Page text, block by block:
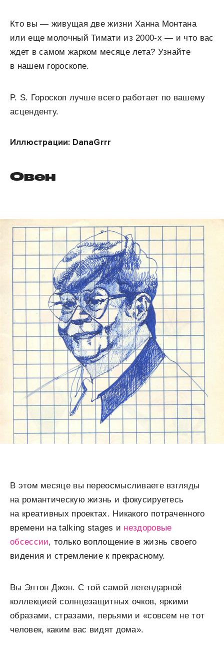
Кто вы — живущая две жизни Ханна Монтана
или еще молочный Тимати из 2000-х — и что вас
ждет в самом жарком месяце лета? Узнайте
в нашем гороскопе.
P. S. Гороскоп лучше всего работает по вашему
асценденту.
Иллюстрации: DanaGrrr
Овен
В этом месяце вы переосмысливаете взгляды
на романтическую жизнь и фокусируетесь
на креативных проектах. Никакого потраченного
времени на talking stages и нездоровые
обсессии, только воплощение в жизнь своего
видения и стремление к прекрасному.
Вы Элтон Джон. С той самой легендарной
коллекцией солнцезащитных очков, яркими
образами, стразами, перьями и «совсем не тот
человек, каким вас видят дома».